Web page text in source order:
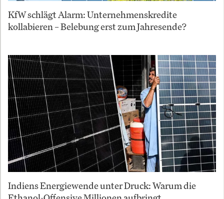
KfW schlägt Alarm: Unternehmenskredite
kollabieren – Belebung erst zum Jahresende?
Indiens Energiewende unter Druck: Warum die